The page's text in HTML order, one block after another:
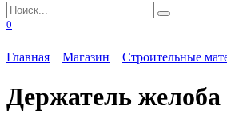
Search
for:
0
Главная Магазин Строительные
Держатель